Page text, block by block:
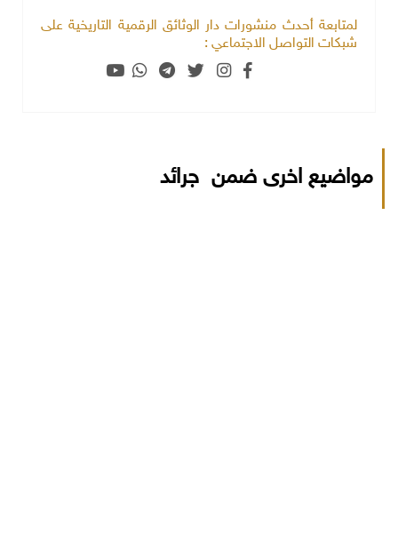
لمتابعة أحدث منشورات دار الوثائق الرقمية التاريخية على
شبكات التواصل الاجتماعي :
مواضيع اخرى ضمن جرائد